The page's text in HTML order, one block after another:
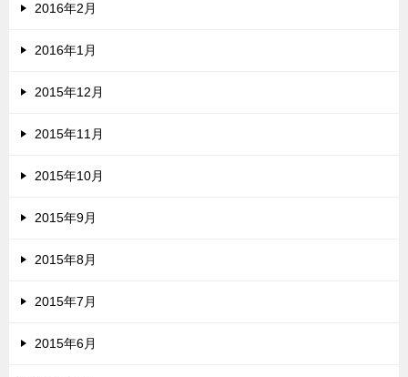
2016年2月
2016年1月
2015年12月
2015年11月
2015年10月
2015年9月
2015年8月
2015年7月
2015年6月